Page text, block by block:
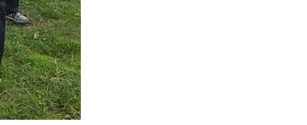
閱讀
海洋 時尚